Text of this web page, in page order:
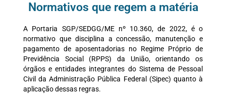
Normativos que regem a matéria
A Portaria SGP/SEDGG/ME nº 10.360, de 2022, é o
normativo que disciplina a concessão, manutenção e
pagamento de aposentadorias no Regime Próprio de
Previdência Social (RPPS) da União, orientando os
órgãos e entidades integrantes do Sistema de Pessoal
Civil da Administração Pública Federal (Sipec) quanto à
aplicação dessas regras.